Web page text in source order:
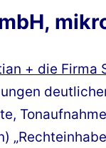
+ die Firma